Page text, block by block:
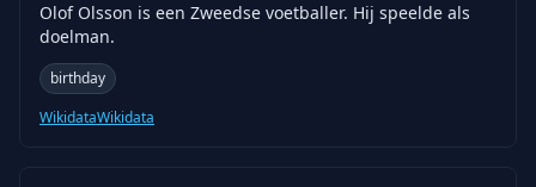
Olof Olsson is een Zweedse voetballer. Hij speelde als
doelman.
birthday
WikidataWikidata